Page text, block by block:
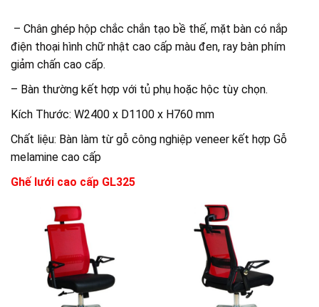
– Chân ghép hộp chắc chắn tạo bề thế, mặt bàn có nắp
điện thoại hình chữ nhật cao cấp màu đen, ray bàn phím
giảm chấn cao cấp.
– Bàn thường kết hợp với tủ phụ hoặc hộc tùy chọn.
Kích Thước: W2400 x D1100 x H760 mm
Chất liệu: Bàn làm từ gỗ công nghiệp veneer kết hợp Gỗ
melamine cao cấp
Ghế lưới cao cấp GL325